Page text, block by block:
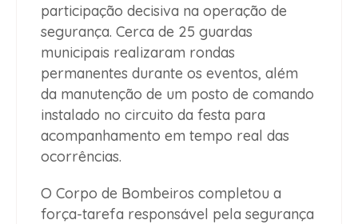
participação decisiva na operação de
segurança. Cerca de 25 guardas
municipais realizaram rondas
permanentes durante os eventos, além
da manutenção de um posto de comando
instalado no circuito da festa para
acompanhamento em tempo real das
ocorrências.
O Corpo de Bombeiros completou a
força-tarefa responsável pela segurança